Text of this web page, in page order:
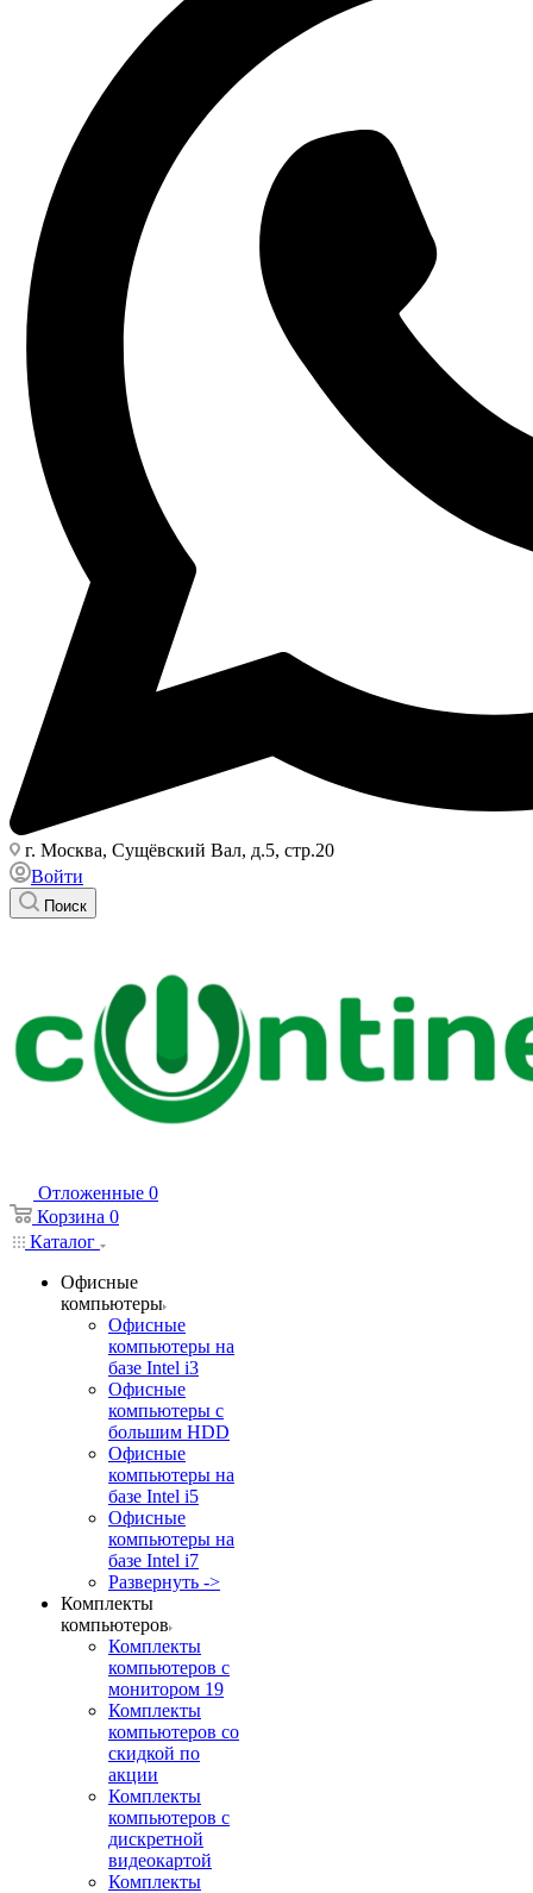
г. Москва, Сущёвский Вал, д.5, стр.20
Войти
Поиск
Отложенные 0
Корзина 0
Каталог
Офисные
компьютеры
Офисные
компьютеры на
базе Intel i3
Офисные
компьютеры с
большим HDD
Офисные
компьютеры на
базе Intel i5
Офисные
компьютеры на
базе Intel i7
Развернуть ->
Комплекты
компьютеров
Комплекты
компьютеров с
монитором 19
Комплекты
компьютеров со
скидкой по
акции
Комплекты
компьютеров с
дискретной
видеокартой
Комплекты